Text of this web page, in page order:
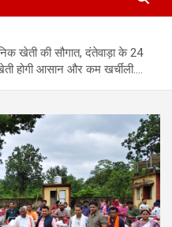
खेती की सौगात, दंतेवाड़ा के 24
होगी आसान और कम खर्चीली….